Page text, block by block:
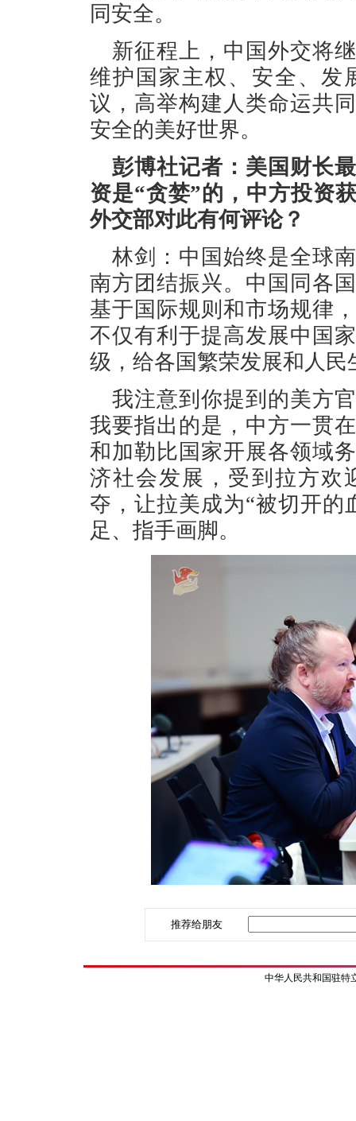
同安全。
新征程上，中国外交将
维护国家主权、安全、发
议，高举构建人类命运共
安全的美好世界。
彭博社记者：美国财长
资是“贪婪”的，中方投资
外交部对此有何评论？
林剑：中国始终是全球
南方团结振兴。中国同各
基于国际规则和市场规律
不仅有利于提高发展中国
级，给各国繁荣发展和人
我注意到你提到的美方
我要指出的是，中方一贯
和加勒比国家开展各领域
济社会发展，受到拉方欢
夺，让拉美成为“被切开的
足、指手画脚。
推荐给朋友
中华人民共和国驻特